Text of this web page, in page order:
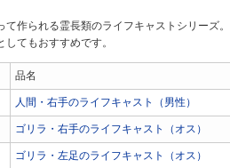
て作られる霊長類のライフキャストシリーズ
してもおすすめです。
品名
人間・右手のライフキャスト（男性）
ゴリラ・右手のライフキャスト（オス）
ゴリラ・左足のライフキャスト（オス）